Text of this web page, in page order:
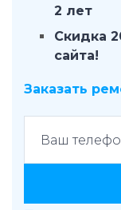
2 лет
Скидка
сайта!
Заказать